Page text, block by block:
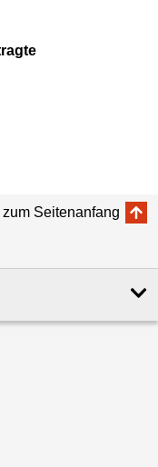
zum Seitenanfang